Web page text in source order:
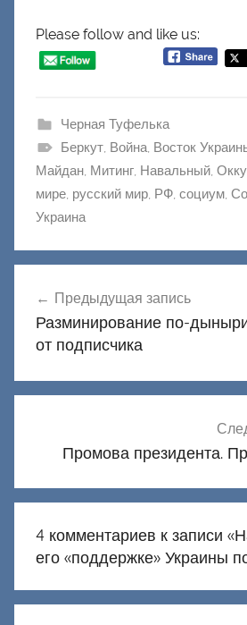
Please follow and like us:
Черная Туфелька
Беркут, Война, Восток
Майдан, Митинг, Навальный,
мире, русский мир, РФ, социум,
Украина
по
записям
Предыдущая запись
Разминирование по-
от подписчика
Промова президента.
4 комментариев к записи «
его «поддержке» Украины